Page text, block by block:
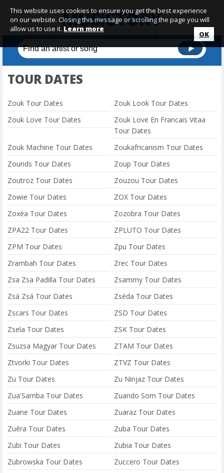
TOUR DATES
Zouk Tour Dates
Zouk Look Tour Dates
Zouk Love Tour Dates
Zouk Love En Francais Vitaa
Tour Dates
Zouk Machine Tour Dates
Zoukafricanism Tour Dates
Zounds Tour Dates
Zoup Tour Dates
Zoutroz Tour Dates
Zouzou Tour Dates
Zowie Tour Dates
ZOX Tour Dates
Zoxéa Tour Dates
Zozobra Tour Dates
ZPA22 Tour Dates
ZPLUTO Tour Dates
ZPM Tour Dates
Zpu Tour Dates
Zrambah Tour Dates
Zrec Tour Dates
Zsa Zsa Padilla Tour Dates
Zsammy Tour Dates
Zsá Zsá Tour Dates
Zséda Tour Dates
Zscars Tour Dates
ZSD Tour Dates
Zsela Tour Dates
ZSK Tour Dates
Zsuzsa Magyar Tour Dates
ZTAM Tour Dates
Ztvorki Tour Dates
ZTVZ Tour Dates
Zu Tour Dates
Zu Ninjaz Tour Dates
Zua'Samba Tour Dates
Zuando Som Tour Dates
Zuane Tour Dates
Zuaraz Tour Dates
Zuêra Tour Dates
Zuba Tour Dates
Zubi Tour Dates
Zubia Tour Dates
Zubrowska Tour Dates
Zuccero Tour Dates
This website uses cookies to ensure you get the best experience
on our website. Closing this message or scrolling the page you will
allow us to use it. Learn more
OK